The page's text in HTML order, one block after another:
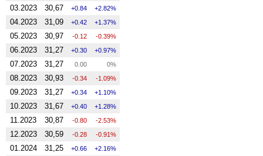
03.2023 30,67 0.84 2.82%
04.2023 31,09 0.42 1.37%
05.2023 30,97 -0.12 -0.39%
06.2023 31,27 0.30 0.97%
07.2023 31,27 0.00 0%
08.2023 30,93 -0.34 -1.09%
09.2023 31,27 0.34 1.10%
10.2023 31,67 0.40 1.28%
11.2023 30,87 -0.80 -2.53%
12.2023 30,59 -0.28 -0.91%
01.2024 31,25 0.66 2.16%